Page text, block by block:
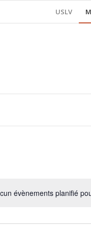
USLV
évènements planifié